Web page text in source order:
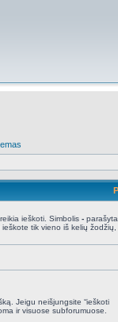
ieškoti. Simbolis -
tik vieno iš kelių žodžių,
Jeigu neišjungsite “ieškoti
ir visuose subforumuose.